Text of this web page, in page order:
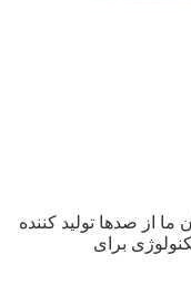
از صدها تولید کننده
برای